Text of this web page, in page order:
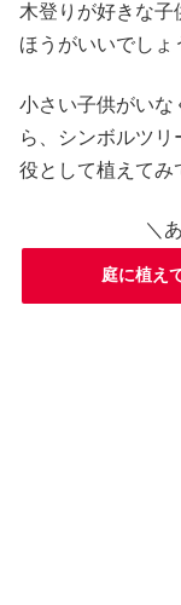
木登りが好きな子
ほうがいいでしょ
小さい子供がいな
ら、シンボルツ
役として植えてみ
＼
庭に植え